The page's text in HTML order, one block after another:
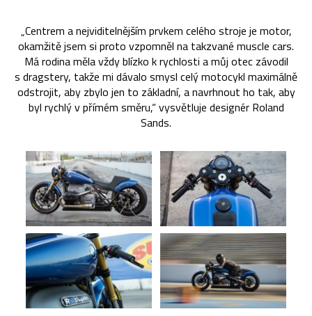
„Centrem a nejviditelnějším prvkem celého stroje je motor,
okamžitě jsem si proto vzpomněl na takzvané muscle cars.
Má rodina měla vždy blízko k rychlosti a můj otec závodil
s dragstery, takže mi dávalo smysl celý motocykl maximálně
odstrojit, aby zbylo jen to základní, a navrhnout ho tak, aby
byl rychlý v přímém směru,“ vysvětluje designér Roland
Sands.